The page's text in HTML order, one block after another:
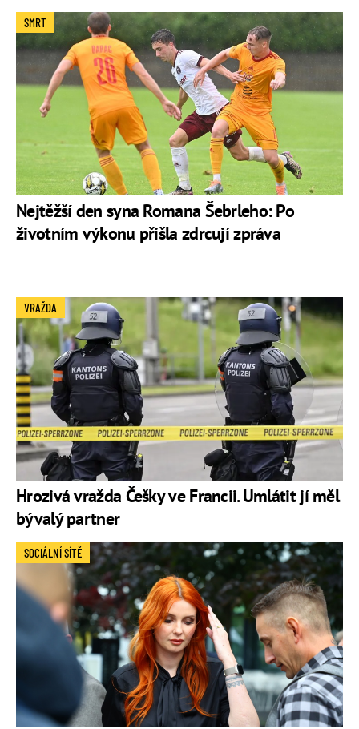
Nejtěžší den syna Romana Šebrleho: Po
životním výkonu přišla zdrcují zpráva
SMRT
Hrozivá vražda Češky ve Francii. Umlátit jí měl
bývalý partner
VRAŽDA
SOCIÁLNÍ SÍTĚ